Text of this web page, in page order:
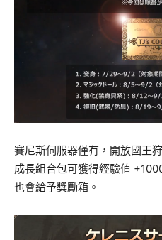
賽尼斯伺服器僅有，開放國王
成長組合包可獲得經驗值
也會給予獎勵箱。